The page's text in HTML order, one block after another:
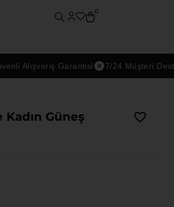
0
Alışveriş Garantisi 7/24 Müşteri Desteği
Kadın Güneş